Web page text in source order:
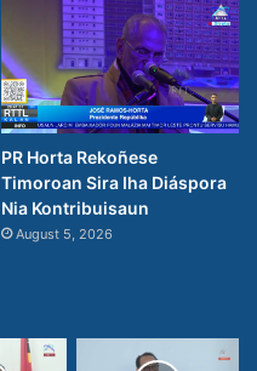
PR Horta Rekoñese
Timoroan Sira Iha Diáspora
Nia Kontribuisaun
August 5, 2026